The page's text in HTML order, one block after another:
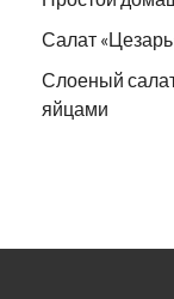
Салат
Слоеный салат
яйцами